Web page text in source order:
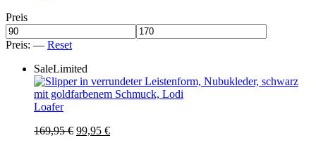
Preis
Preis: — Reset
SaleLimited
Loafer
169,95€ Ursprünglicher
99,95 €Aktueller